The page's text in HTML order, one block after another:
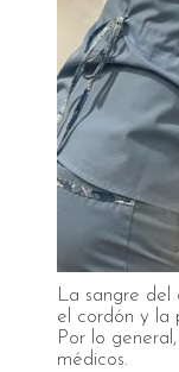
La sangre del
el cordón y la
Por lo
médicos.